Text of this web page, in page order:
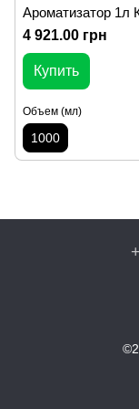
Ароматизатор 1л
4 921.00 грн
Купить
Объем (мл)
1000